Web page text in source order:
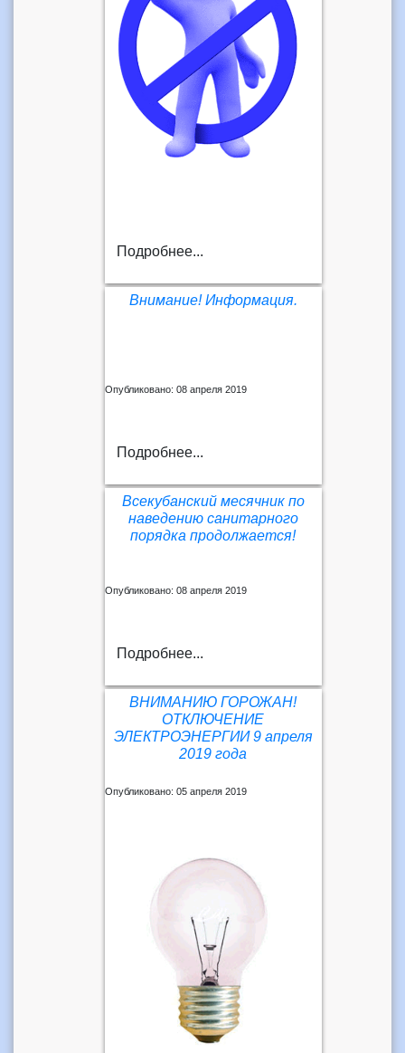
Подробнее...
Внимание! Информация.
Опубликовано: 08 апреля 2019
Подробнее...
Всекубанский месячник по
наведению санитарного
порядка продолжается!
Опубликовано: 08 апреля 2019
Подробнее...
ВНИМАНИЮ ГОРОЖАН!
ОТКЛЮЧЕНИЕ
ЭЛЕКТРОЭНЕРГИИ 9 апреля
2019 года
Опубликовано: 05 апреля 2019